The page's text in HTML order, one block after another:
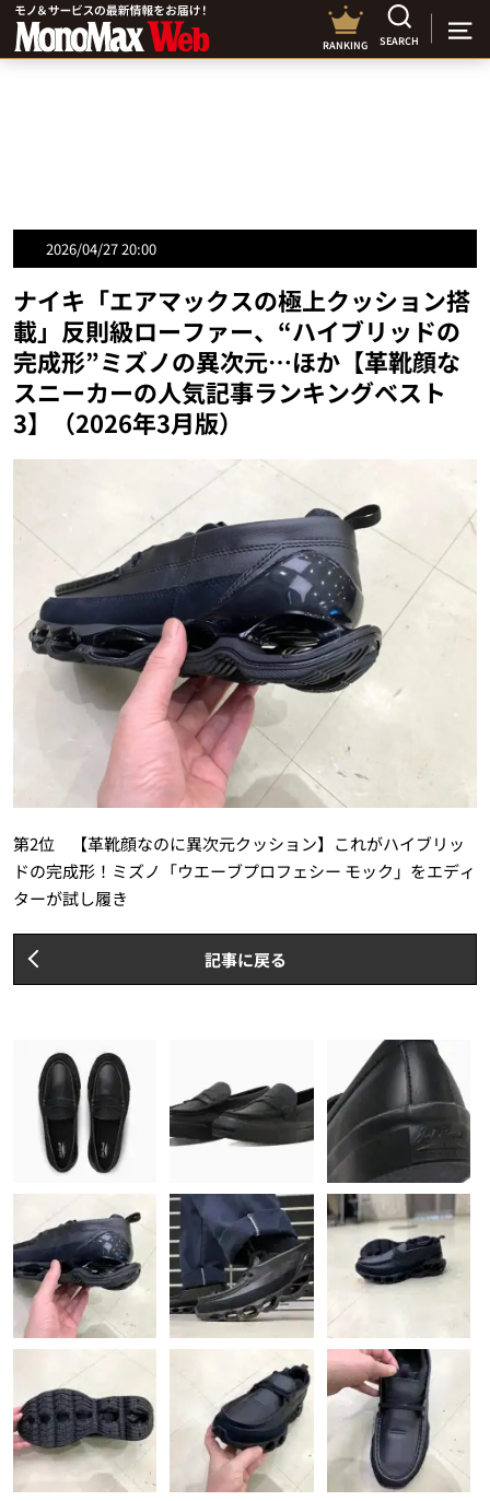
RANKING SEARCH
2026/04/27 20:00
ナイキ「エアマックスの極上クッション搭
載」反則級ローファー、“ハイブリッドの
完成形”ミズノの異次元…ほか【革靴顔な
スニーカーの人気記事ランキングベスト
3】（2026年3月版）
第2位 【革靴顔なのに異次元クッション】これがハイブリッ
ドの完成形！ミズノ「ウエーブプロフェシー モック」をエディ
ターが試し履き
記事に戻る